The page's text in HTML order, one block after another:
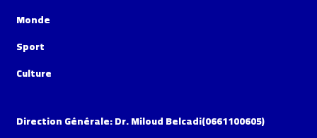
Monde
Sport
Culture
Direction Générale: Dr. Miloud Belcadi(0661100605)